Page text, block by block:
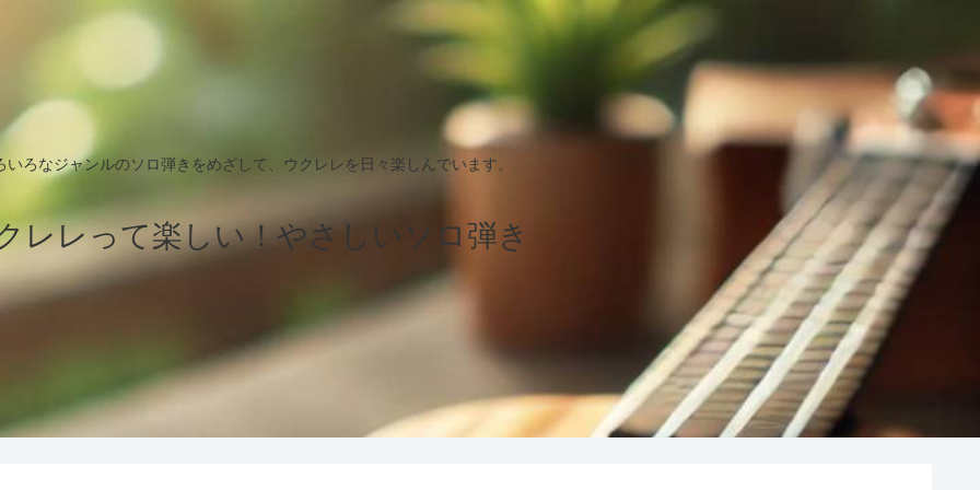
いろなジャンルのソロ弾きをめざして、ウクレレを日々楽しんでいます。
レレって楽しい！やさしいソロ弾き